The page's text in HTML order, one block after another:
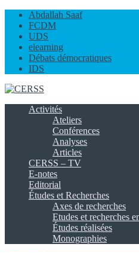
Abdallah Saaf
FCDM
UDS
elearning
Débats démocratiques
IDS
Activités
Ateliers
Conférences
Analyses
Articles
CERSS – TV
E-notes
Editorial
Études et Recherches
Axes de recherches
Etudes et recherches
Études réalisées
Monographies